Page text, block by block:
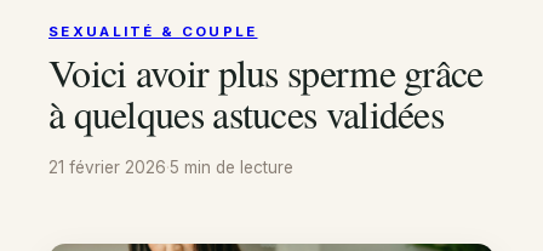
SEXUALITÉ & COUPLE
Voici avoir plus sperme grâce
à quelques astuces validées
21 février 2026·5 min de lecture